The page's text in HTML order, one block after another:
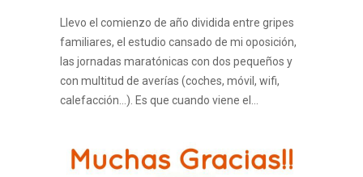
Llevo el comienzo de año dividida entre gripes
familiares, el estudio cansado de mi oposición,
las jornadas maratónicas con dos pequeños y
con multitud de averías (coches, móvil, wifi,
calefacción…). Es que cuando viene el…